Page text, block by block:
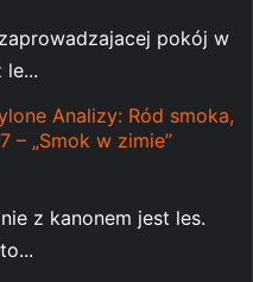
pokój w
Analizy: Ród smoka,
– „Smok w zimie”
z kanonem jest les.